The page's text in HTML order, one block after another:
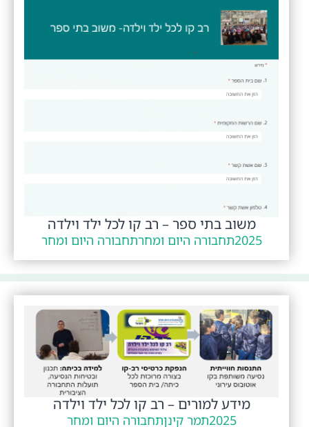
משוב בתי ספר – רב קו לכל ילד וילדה
2025תחבורה היום ומחרתחבורה היום ומחר
מידע למורים – רב קו לכל ילד וילדה
2025תמר קינןתחבורה היום ומחר